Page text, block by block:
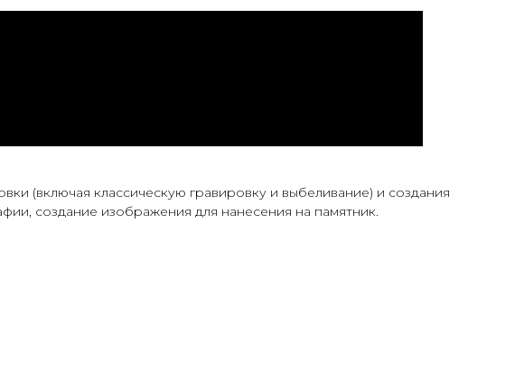
(включая классическую гравировку и выбеливание) и создания
создание изображения для нанесения на памятник.